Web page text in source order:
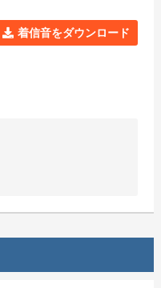
着信音をダウンロード